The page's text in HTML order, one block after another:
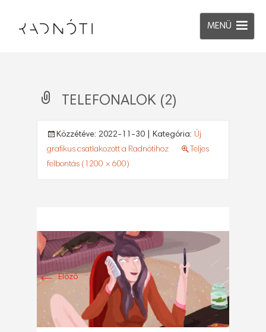
MENÜ
TELEFONALOK (2)
Közzétéve: 2022-11-30 | Kategória: Új
grafikus csatlakozott a Radnótihoz
Teljes
felbontás (1200 × 600)
← Előző